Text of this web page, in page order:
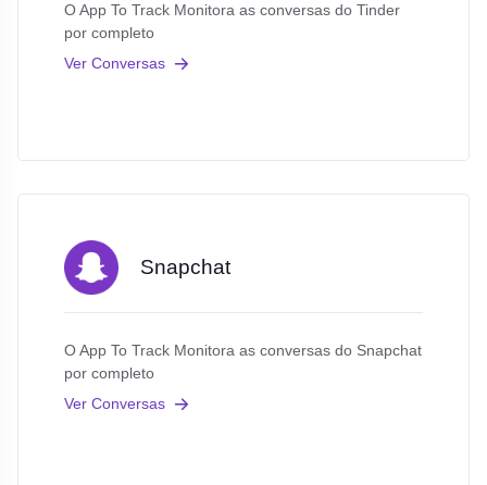
O App To Track Monitora as conversas do Tinder
por completo
Ver Conversas
Snapchat
O App To Track Monitora as conversas do Snapchat
por completo
Ver Conversas